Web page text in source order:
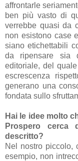
affrontarle
ben più vasto di
verrebbe quasi da
non esistono case
siano etichettabili
da ripensare sia
editoriale, del
escrescenza
generano una
fondata sullo
Hai le idee molto
Prospero cerca
descritto?
Nel nostro piccolo,
esempio, non